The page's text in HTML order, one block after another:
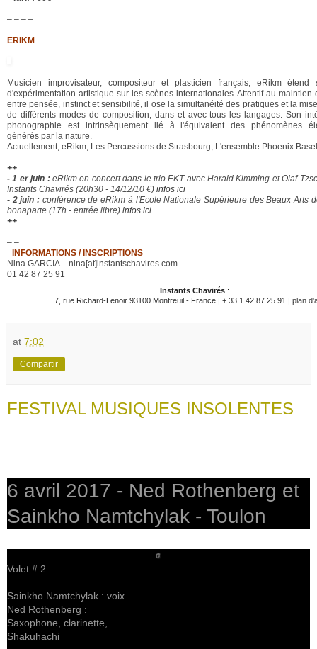
– – – –
ERIKM
Musicien improvisateur, compositeur et plasticien français, eRikm étend
d'expérimentation artistique sur les scènes internationales. Attentif au maintien
entre pensée, instinct et sensibilité, il ose la simultanéité des pratiques et la
de différents modes de composition, dans et avec tous les langages. Son
phonographie est intrinsèquement lié à l'équivalent des phénomènes
générés par la nature.
Actuellement, eRikm, Les Percussions de Strasbourg, L'ensemble Phoenix
++
- 1 er juin : eRikm en concert dans le trio EKT avec Harald Kimming et Olaf
Instants Chavirés (20h30 - 14/12/10 €) infos ici
- 2 juin : conférence de eRikm à l'Ecole Nationale Supérieure des Beaux Arts
bonaparte (17h - entrée libre) infos ici
++
– –
INFORMATIONS / INSCRIPTIONS
Nina GARCIA – nina[at]instantschavires.com
01 42 87 25 91
Instants Chavirés :
7, rue Richard-Lenoir 93100 Montreuil - France | + 33 1 42 87 25 91 | plan
at 7:02
Compartir
FESTIVAL MUSIQUES INSOLENTES
6 avril 2017 - Ned Rothenberg et
Sainkho Namtchylak - Toulon
Volet # 2 :
Sainkho Namtchylak : voix
Ned Rothenberg :
Saxophone, clarinette,
Shakuhachi